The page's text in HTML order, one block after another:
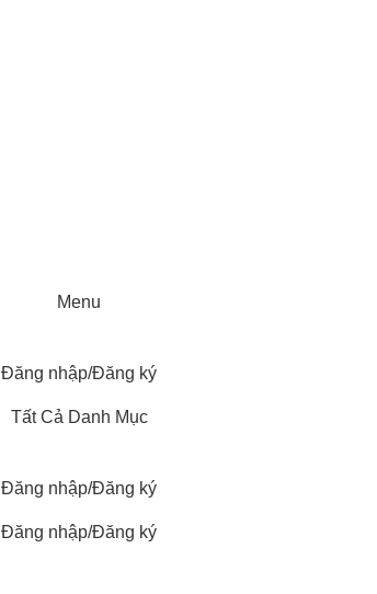
Menu
Đăng nhập/Đăng ký
Tất Cả Danh Mục
Đăng nhập/Đăng ký
Đăng nhập/Đăng ký